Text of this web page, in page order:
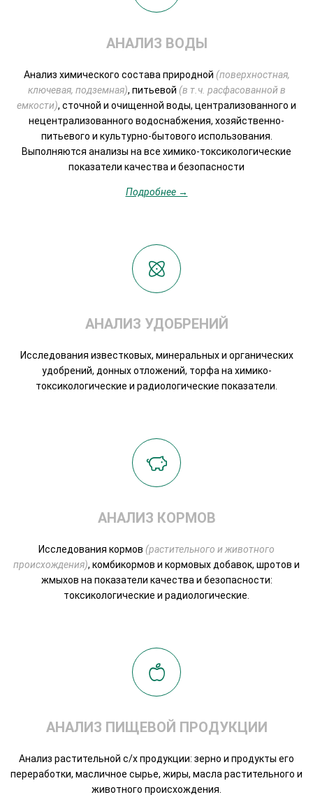
АНАЛИЗ ВОДЫ
Анализ химического состава природной (поверхностная,
ключевая, подземная), питьевой (в т.ч. расфасованной в
емкости), сточной и очищенной воды, централизованного и
нецентрализованного водоснабжения, хозяйственно-
питьевого и культурно-бытового использования.
Выполняются анализы на все химико-токсикологические
показатели качества и безопасности
Подробнее →
АНАЛИЗ УДОБРЕНИЙ
Исследования известковых, минеральных и органических
удобрений, донных отложений, торфа на химико-
токсикологические и радиологические показатели.
АНАЛИЗ КОРМОВ
Исследования кормов (растительного и животного
происхождения), комбикормов и кормовых добавок, шротов и
жмыхов на показатели качества и безопасности:
токсикологические и радиологические.
АНАЛИЗ ПИЩЕВОЙ ПРОДУКЦИИ
Анализ растительной с/х продукции: зерно и продукты его
переработки, масличное сырье, жиры, масла растительного и
животного происхождения.